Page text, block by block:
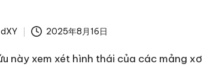
2025年8月16日
này xem xét hình thái của các mảng xơ